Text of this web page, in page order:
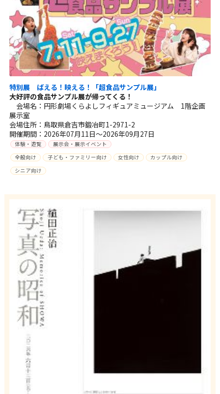
特別展 ばえる！映える！「超食品サンプル展」
大好評の食品サンプル展が帰ってくる！
会場名：円形劇場くらよしフィギュアミュージアム 1階企画
展示室
会場住所：鳥取県倉吉市鍛冶町1-2971-2
開催期間：2026年07月11日～2026年09月27日
体験・遊覧
展示会・展示イベント
全般向け
子ども・ファミリー向け 女性向け
カップル向け
シニア向け